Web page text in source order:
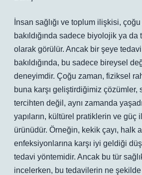
İnsan sağlığı ve toplum ilişkisi, çoğu
bakıldığında sadece biyolojik ya da
olarak görülür. Ancak bir şeye
bakıldığında, bu sadece bireysel
deneyimdir. Çoğu zaman, fiziksel
buna karşı geliştirdiğimiz çözümler,
tercihten değil, aynı zamanda
yapıların, kültürel pratiklerin ve güç
ürünüdür. Örneğin, kekik çayı, halk
enfeksiyonlarına karşı iyi geldiği
tedavi yöntemidir. Ancak bu tür
incelerken, bu tedavilerin ne